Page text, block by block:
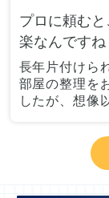
プロに頼むと
楽なんですね
長年片付けら
部屋の整理を
したが、想像
が集めた物や
多く、自分た
どうにもなら